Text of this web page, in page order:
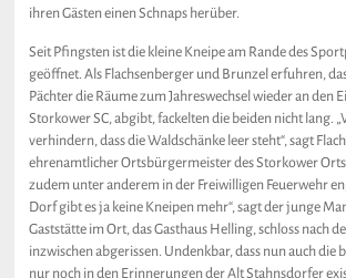
ihren Gästen einen Schnaps herüber.
Seit Pfingsten ist die kleine Kneipe am Rande des
geöffnet. Als Flachsenberger und Brunzel erfuhren,
Pächter die Räume zum Jahreswechsel wieder an den
Storkower SC, abgibt, fackelten die beiden nicht lang.
verhindern, dass die Waldschänke leer steht“, sagt
ehrenamtlicher Ortsbürgermeister des Storkower
zudem unter anderem in der Freiwilligen Feuerwehr
Dorf gibt es ja keine Kneipen mehr“, sagt der junge
Gaststätte im Ort, das Gasthaus Helling, schloss nach
inzwischen abgerissen. Undenkbar, dass nun auch die
nur noch in den Erinnerungen der Alt Stahnsdorfer